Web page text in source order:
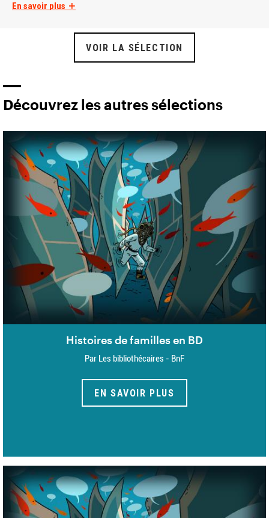
En savoir plus
VOIR LA SÉLECTION
Découvrez les autres sélections
Histoires de familles en BD
Par Les bibliothécaires - BnF
EN SAVOIR PLUS